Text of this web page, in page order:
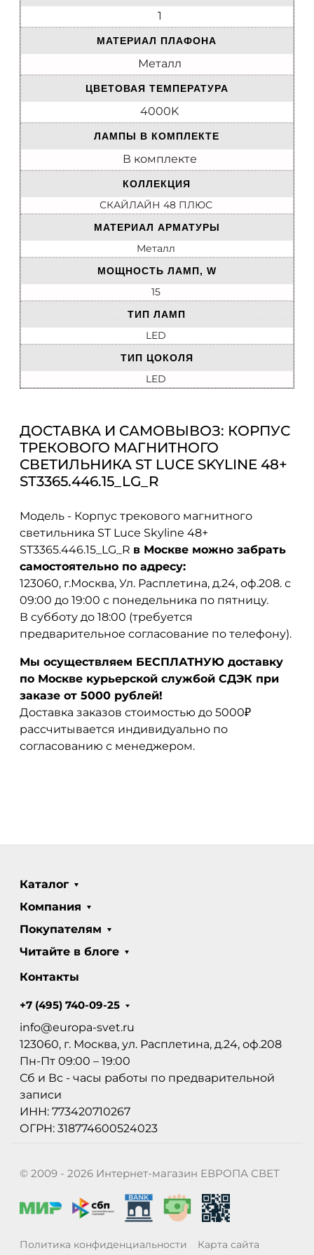
1
МАТЕРИАЛ ПЛАФОНА
Металл
ЦВЕТОВАЯ ТЕМПЕРАТУРА
4000K
ЛАМПЫ В КОМПЛЕКТЕ
В комплекте
КОЛЛЕКЦИЯ
СКАЙЛАЙН 48 ПЛЮС
МАТЕРИАЛ АРМАТУРЫ
Металл
МОЩНОСТЬ ЛАМП, W
15
ТИП ЛАМП
LED
ТИП ЦОКОЛЯ
LED
ДОСТАВКА И САМОВЫВОЗ: КОРПУС
ТРЕКОВОГО МАГНИТНОГО
СВЕТИЛЬНИКА ST LUCE SKYLINE 48+
ST3365.446.15_LG_R
Модель - Корпус трекового магнитного
светильника ST Luce Skyline 48+
ST3365.446.15_LG_R в Москве можно забрать
самостоятельно по адресу:
123060, г.Москва, Ул. Расплетина, д.24, оф.208. с
09:00 до 19:00 с понедельника по пятницу.
В субботу до 18:00 (требуется
предварительное согласование по телефону).
Мы осуществляем БЕСПЛАТНУЮ доставку
по Москве курьерской службой СДЭК при
заказе от 5000 рублей!
Доставка заказов стоимостью до 5000₽
рассчитывается индивидуально по
согласованию с менеджером.
Каталог
Компания
Покупателям
Читайте в блоге
Контакты
+7 (495) 740-09-25
info@europa-svet.ru
123060, г. Москва, ул. Расплетина, д.24, оф.208
Пн-Пт 09:00 – 19:00
Сб и Вс - часы работы по предварительной
записи
ИНН: 773420710267
ОГРН: 318774600524023
© 2009 - 2026 Интернет-магазин ЕВРОПА СВЕТ
Политика конфиденциальности Карта сайта